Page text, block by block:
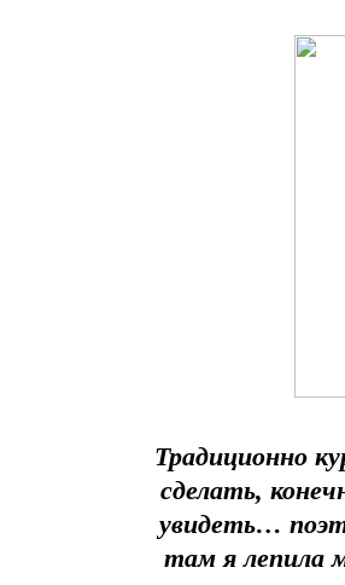
Традиционно
сделать,
увидеть…
там я лепила